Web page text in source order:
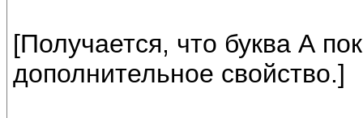
[Получается, что буква А
дополнительное свойство.]